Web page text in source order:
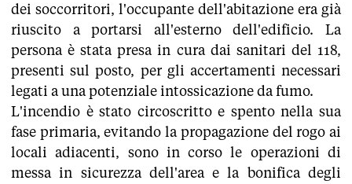
dei soccorritori, l'occupante dell'abitazione era già
riuscito a portarsi all'esterno dell'edificio. La
persona è stata presa in cura dai sanitari del 118,
presenti sul posto, per gli accertamenti necessari
legati a una potenziale intossicazione da fumo.
​L'incendio è stato circoscritto e spento nella sua
fase primaria, evitando la propagazione del rogo ai
locali adiacenti, sono in corso le operazioni di
messa in sicurezza dell'area e la bonifica degli